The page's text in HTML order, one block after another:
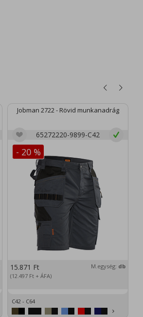
Jobman 2722 - Rövid munkanadrág
65272220-9899-C42
- 20 %
15.871 Ft
(12.497 Ft + ÁFA)
M.egység: db
C42 - C64